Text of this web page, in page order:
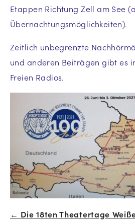
Etappen Richtung Zell am See
Übernachtungsmöglichkeiten).
Zeitlich unbegrenzte
und anderen Beiträgen gibt es
Freien Radios.
Beitrags-
← Die 18ten Theatertage